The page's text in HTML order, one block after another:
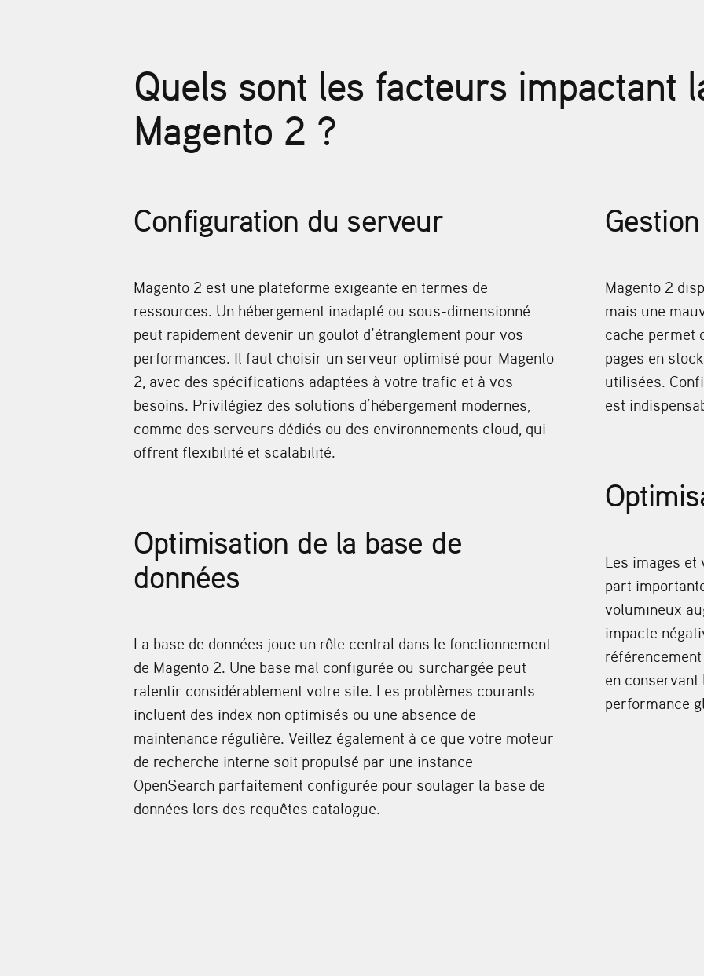
Quels sont les facteurs impactant
Magento 2 ?
Configuration du serveur
Magento 2 est une plateforme exigeante en termes de
ressources. Un hébergement inadapté ou sous-dimensionné
peut rapidement devenir un goulot d’étranglement pour vos
performances. Il faut choisir un serveur optimisé pour Magento
2, avec des spécifications adaptées à votre trafic et à vos
besoins. Privilégiez des solutions d’hébergement modernes,
comme des serveurs dédiés ou des environnements cloud, qui
offrent flexibilité et scalabilité.
Optimisation de la base de
données
La base de données joue un rôle central dans le fonctionnement
de Magento 2. Une base mal configurée ou surchargée peut
ralentir considérablement votre site. Les problèmes courants
incluent des index non optimisés ou une absence de
maintenance régulière. Veillez également à ce que votre moteur
de recherche interne soit propulsé par une instance
OpenSearch parfaitement configurée pour soulager la base de
données lors des requêtes catalogue.
Magento 2
mais une
cache permet
pages en
utilisées.
est
Les images et
part
volumineux
impacte
en
performance